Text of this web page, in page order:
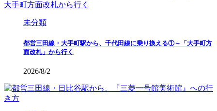
未分類
都営三田線・大手町駅から、千代田線に乗り換える①～「大手町方
面改札」から行く
2026/8/2